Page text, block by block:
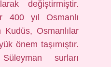
değiştirmiştir.
400 yıl Osmanlı
Kudüs, Osmanlılar
önem taşımıştır.
surları